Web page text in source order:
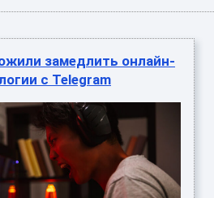
замедлить онлайн-
с Telegram